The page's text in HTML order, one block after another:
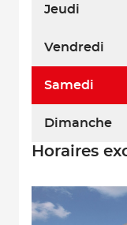
Jeudi
Vendredi
Samedi
Dimanche
Horaires